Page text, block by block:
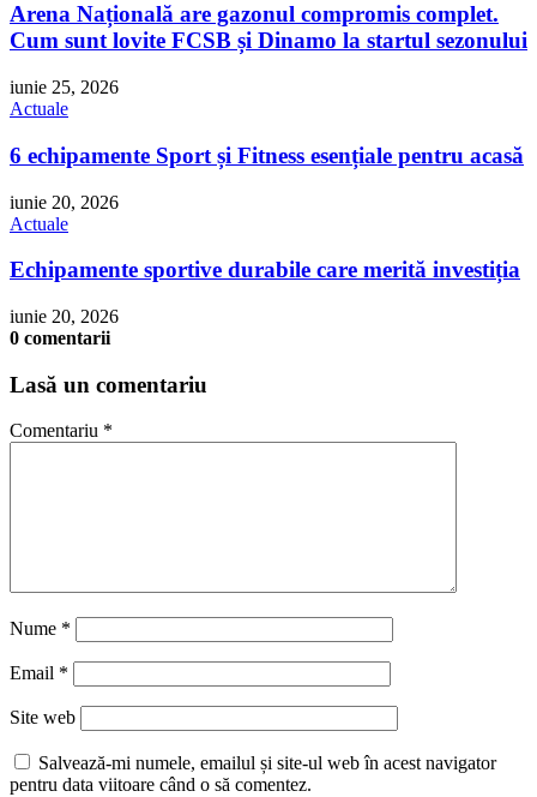
Arena Națională are gazonul compromis complet.
Cum sunt lovite FCSB și Dinamo la startul sezonului
iunie 25, 2026
Actuale
6 echipamente Sport și Fitness esențiale pentru acasă
iunie 20, 2026
Actuale
Echipamente sportive durabile care merită investiția
iunie 20, 2026
0 comentarii
Lasă un comentariu
Comentariu *
Nume *
Email *
Site web
Salvează-mi numele, emailul și site-ul web în acest navigator
pentru data viitoare când o să comentez.